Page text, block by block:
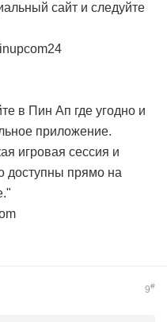
сайт и следуйте
в Пин Ап где угодно и
приложение.
игровая сессия и
доступны прямо на
9#